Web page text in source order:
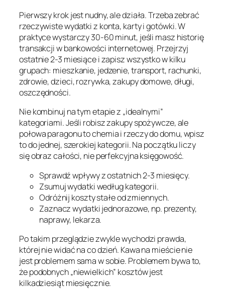
Pierwszy krok jest nudny, ale działa. Trzeba zebrać
rzeczywiste wydatki z konta, karty i gotówki. W
praktyce wystarczy 30-60 minut, jeśli masz historię
transakcji w bankowości internetowej. Przejrzyj
ostatnie 2-3 miesiące i zapisz wszystko w kilku
grupach: mieszkanie, jedzenie, transport, rachunki,
zdrowie, dzieci, rozrywka, zakupy domowe, długi,
oszczędności.
Nie kombinuj na tym etapie z „idealnymi”
kategoriami. Jeśli robisz zakupy spożywcze, ale
połowa paragonu to chemia i rzeczy do domu, wpisz
to do jednej, szerokiej kategorii. Na początku liczy
się obraz całości, nie perfekcyjna księgowość.
Sprawdź wpływy z ostatnich 2-3 miesięcy.
Zsumuj wydatki według kategorii.
Odróżnij koszty stałe od zmiennych.
Zaznacz wydatki jednorazowe, np. prezenty,
naprawy, lekarza.
Po takim przeglądzie zwykle wychodzi prawda,
której nie widać na co dzień. Kawa na mieście nie
jest problemem sama w sobie. Problemem bywa to,
że podobnych „niewielkich” kosztów jest
kilkadziesiąt miesięcznie.